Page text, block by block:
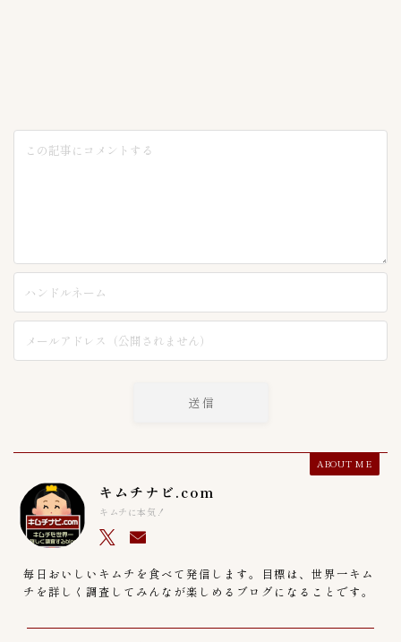
ABOUT ME
キムチナビ.com
キムチに本気！
毎日おいしいキムチを食べて発信します。目標は、世界一キム
チを詳しく調査してみんなが楽しめるブログになることです。